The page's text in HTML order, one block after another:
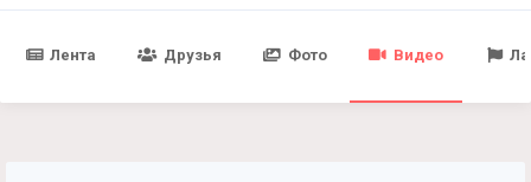
Лента Друзья Фото Видео